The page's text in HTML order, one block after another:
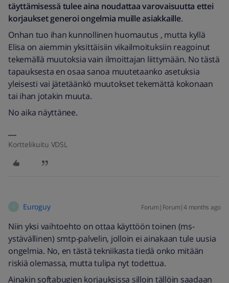
täyttämisessä tulee aina noudattaa varovaisuutta ettei
korjaukset generoi ongelmia muille asiakkaille.
Onhan tuo ihan kunnollinen huomautus , mutta kyllä
Elisa on aiemmin yksittäisiin vikailmoituksiin reagoinut
tekemällä muutoksia vain ilmoittajan liittymään. No tästä
tapauksesta en osaa sanoa muutetaanko asetuksia
yleisesti vai jätetäänkö muutokset tekemättä kokonaan
tai ihan jotakin muuta.
No aika näyttänee.
Korttelikuitu VDSL
Euroguy Forum|Forum|4 months ago
Niin yksi vaihtoehto on ottaa käyttöön toinen (ms-
ystävällinen) smtp-palvelin, jolloin ei ainakaan tule uusia
ongelmia. No, en tästä tekniikasta tiedä onko mitään
riskiä olemassa, mutta tulipa nyt todettua.
Ainakin softabugien korjauksissa silloin tällöin saadaan